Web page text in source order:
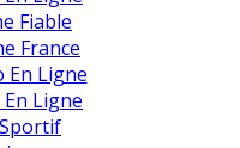
Fiable
France
En Ligne
Ligne